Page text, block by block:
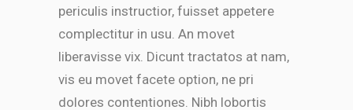
periculis instructior, fuisset appetere
complectitur in usu. An movet
liberavisse vix. Dicunt tractatos at nam,
vis eu movet facete option, ne pri
dolores contentiones. Nibh lobortis